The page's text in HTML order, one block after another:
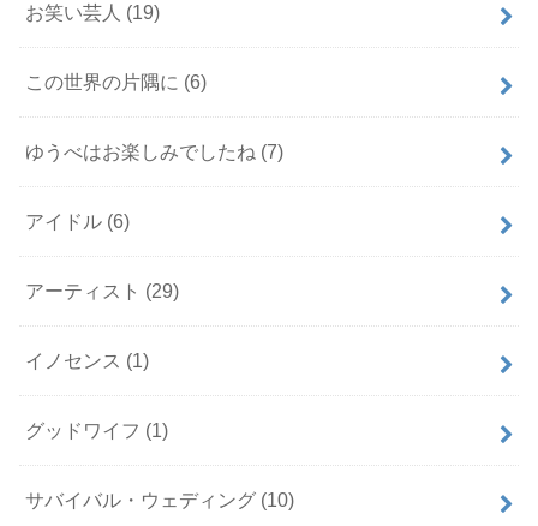
お笑い芸人 (19)
この世界の片隅に (6)
ゆうべはお楽しみでしたね (7)
アイドル (6)
アーティスト (29)
イノセンス (1)
グッドワイフ (1)
サバイバル・ウェディング (10)